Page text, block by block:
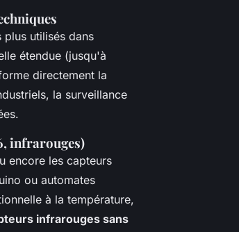
utilisés dans
étendue (jusqu'à
directement la
la surveillance
infrarouges)
encore les capteurs
ou automates
à la température,
infrarouges sans